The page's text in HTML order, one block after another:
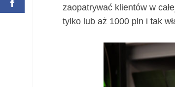
zaopatrywać klientów w
tylko lub aż 1000 pln i tak